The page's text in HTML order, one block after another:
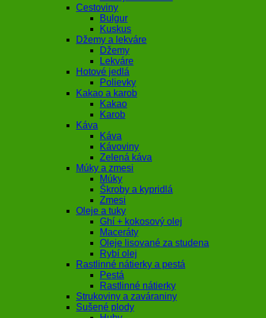
Cestoviny
Bulgur
Kuskus
Džemy a lekváre
Džemy
Lekváre
Hotové jedlá
Polievky
Kakao a karob
Kakao
Karob
Káva
Káva
Kávoviny
Zelená káva
Múky a zmesi
Múky
Škroby a kypridlá
Zmesi
Oleje a tuky
Ghí + kokosový olej
Maceráty
Oleje lisované za studena
Rybí olej
Rastlinné nátierky a pestá
Pestá
Rastlinné nátierky
Strukoviny a zaváraniny
Sušené plody